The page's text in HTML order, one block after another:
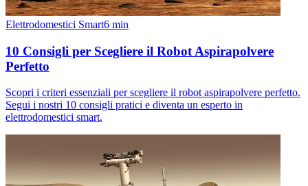
Elettrodomestici Smart6 min
10 Consigli per Scegliere il Robot Aspirapolvere
Perfetto
Scopri i criteri essenziali per scegliere il robot aspirapolvere perfetto.
Segui i nostri 10 consigli pratici e diventa un esperto in
elettrodomestici smart.